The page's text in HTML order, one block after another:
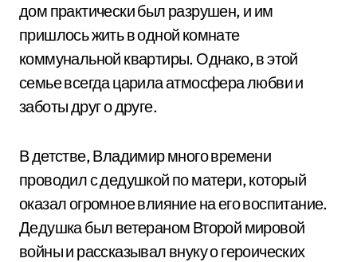
дом практически был разрушен, и им
пришлось жить в одной комнате
коммунальной квартиры. Однако, в этой
семье всегда царила атмосфера любви и
заботы друг о друге.
В детстве, Владимир много времени
проводил с дедушкой по матери, который
оказал огромное влияние на его воспитание.
Дедушка был ветераном Второй мировой
войны и рассказывал внуку о героических